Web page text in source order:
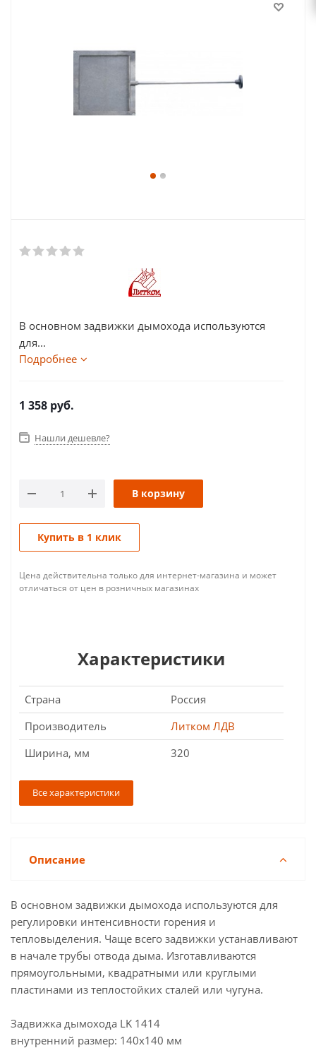
В основном задвижки дымохода используются
для...
Подробнее
1 358 руб.
Нашли дешевле?
В корзину
Купить в 1 клик
Цена действительна только для интернет-магазина и может
отличаться от цен в розничных магазинах
Характеристики
Страна
Россия
Производитель
Литком ЛДВ
Ширина, мм
320
Все характеристики
Описание
В основном задвижки дымохода используются для
регулировки интенсивности горения и
тепловыделения. Чаще всего задвижки устанавливают
в начале трубы отвода дыма. Изготавливаются
прямоугольными, квадратными или круглыми
пластинами из теплостойких сталей или чугуна.
Задвижка дымохода LK 1414
внутренний размер: 140х140 мм